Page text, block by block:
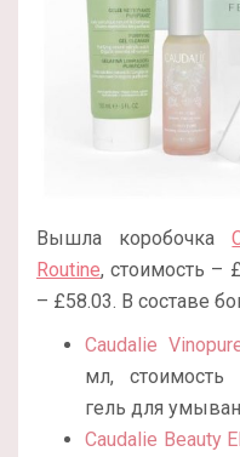
Вышла коробочка
Routine, стоимость –
– £58.03. В составе
Caudalie
мл, стоимость
гель для
Caudalie Beauty